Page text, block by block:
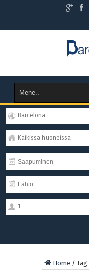
Barcelona
Kaikissa huoneissa
1
Home /